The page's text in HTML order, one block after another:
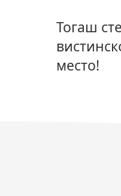
Тогаш
место!